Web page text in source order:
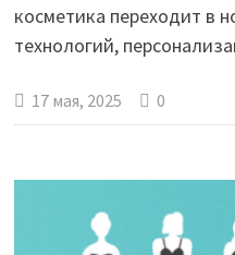
косметика переходит в
технологий,
17 мая, 2025 0